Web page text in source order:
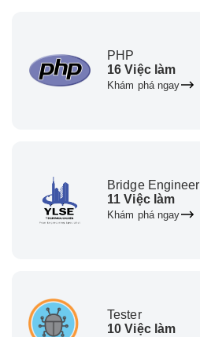
PHP
16 Việc làm
Khám phá ngay
Bridge Engineer
11 Việc làm
Khám phá ngay
Tester
10 Việc làm